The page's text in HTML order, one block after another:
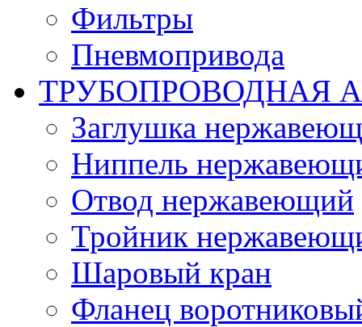
Фильтры
Пневмопривода
ТРУБОПРОВОДНАЯ
Заглушка
Ниппель
Отвод нержавеющий
Тройник
Шаровый кран
Фланец